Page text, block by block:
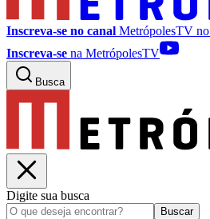
Inscreva-se no canal MetrópolesTV no
Inscreva-se na MetrópolesTV
Busca
Digite sua busca
Buscar